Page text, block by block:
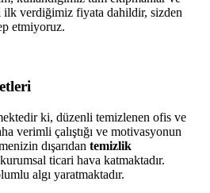
verdiğimiz fiyata dahildir, sizden
etmiyoruz.
ki, düzenli temizlenen ofis ve
verimli çalıştığı ve motivasyonun
dışarıdan temizlik
ticari hava katmaktadır.
algı yaratmaktadır.